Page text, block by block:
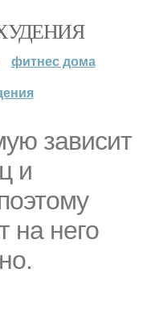
фитнес дома
зависит
и
на него